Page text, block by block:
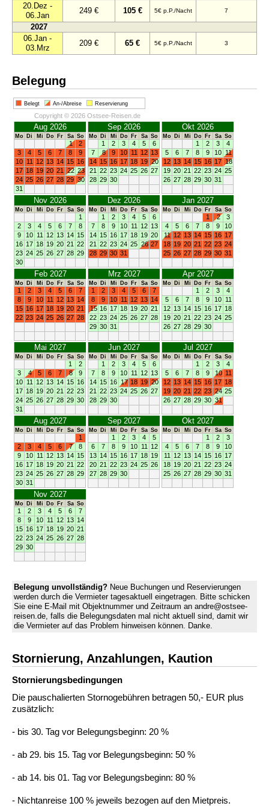
20.Dez -
06.Jan
249 € 105 € 5€ p.P./Nacht 7
2027
06.Jan -
03.Mrz
209 € 65 € 5€ p.P./Nacht 3
Belegung
Belegt An-/Abreise Reservierung
Copyright © 2026 Ostsee-Reisen.de
Aug 2026
Mo Di Mi Do Fr Sa So
1
2
3
4 5 6 7 8
9
10 11 12 13 14 15 16
17 18 19 20 21 22 23
24 25 26 27 28 29 30
31
Sep 2026
Mo Di Mi Do Fr Sa So
1 2 3 4 5
6
7
8 9 10 11 12 13
14 15 16 17 18 19 20
21 22 23 24 25 26 27
28 29 30
Okt 2026
Mo Di Mi Do Fr Sa So
1 2 3
4
5
6 7 8 9 10 11
12 13 14 15 16 17 18
19 20 21 22 23 24 25
26 27 28 29 30 31
Nov 2026
Mo Di Mi Do Fr Sa So
1
2
3 4 5 6 7
8
9
10 11 12 13 14 15
16 17 18 19 20 21 22
23 24 25 26 27 28 29
30
Dez 2026
Mo Di Mi Do Fr Sa So
1 2 3 4 5
6
7
8 9 10 11 12 13
14 15 16 17 18 19 20
21 22 23 24 25 26 27
28 29 30 31
Jan 2027
Mo Di Mi Do Fr Sa So
1 2
3
4
5 6 7 8 9
10
11 12 13 14 15 16 17
18 19 20 21 22 23 24
25 26 27 28 29 30 31
Feb 2027
Mo Di Mi Do Fr Sa So
1 2 3 4 5 6
7
8
9 10 11 12 13 14
15 16 17 18 19 20 21
22 23 24 25 26 27 28
Mrz 2027
Mo Di Mi Do Fr Sa So
1 2 3 4 5 6
7
8
9 10 11 12 13 14
15 16 17 18 19 20 21
22 23 24 25 26 27 28
29 30 31
Apr 2027
Mo Di Mi Do Fr Sa So
1 2 3
4
5
6 7 8 9 10 11
12 13 14 15 16 17 18
19 20 21 22 23 24 25
26 27 28 29 30
Mai 2027
Mo Di Mi Do Fr Sa So
1
2
3
4 5 6 7 8
9
10 11 12 13 14 15 16
17 18 19 20 21 22 23
24 25 26 27 28 29 30
31
Jun 2027
Mo Di Mi Do Fr Sa So
1 2 3 4 5
6
7
8 9 10 11 12 13
14 15 16 17 18 19 20
21 22 23 24 25 26 27
28 29 30
Jul 2027
Mo Di Mi Do Fr Sa So
1 2 3
4
5
6 7 8 9 10 11
12 13 14 15 16 17 18
19 20 21 22 23 24 25
26 27 28 29 30 31
Aug 2027
Mo Di Mi Do Fr Sa So
1
2
3 4 5 6 7
8
9
10 11 12 13 14 15
16 17 18 19 20 21 22
23 24 25 26 27 28 29
30 31
Sep 2027
Mo Di Mi Do Fr Sa So
1 2 3 4
5
6
7 8 9 10 11
12
13 14 15 16 17 18 19
20 21 22 23 24 25 26
27 28 29 30
Okt 2027
Mo Di Mi Do Fr Sa So
1 2
3
4
5 6 7 8 9
10
11
12 13 14 15 16 17
18 19 20 21 22 23 24
25 26 27 28 29 30 31
Nov 2027
Mo Di Mi Do Fr Sa So
1 2 3 4 5 6
7
8
9 10 11 12 13 14
15 16 17 18 19 20 21
22 23 24 25 26 27 28
29 30
Belegung unvollständig? Neue Buchungen und Reservierungen
werden durch die Vermieter tagesaktuell eingetragen. Bitte schicken
Sie eine E-Mail mit Objektnummer und Zeitraum an andre@ostsee-
reisen.de, falls die Belegungsdaten mal nicht aktuell sind, damit wir
die Vermieter auf das Problem hinweisen können. Danke.
Stornierung, Anzahlungen, Kaution
Stornierungs­bedingungen
Die pauschalierten Stornogebühren betragen 50,- EUR plus
zusätzlich:
- bis 30. Tag vor Belegungsbeginn: 20 %
- ab 29. bis 15. Tag vor Belegungsbeginn: 50 %
- ab 14. bis 01. Tag vor Belegungsbeginn: 80 %
- Nichtanreise 100 % jeweils bezogen auf den Mietpreis.